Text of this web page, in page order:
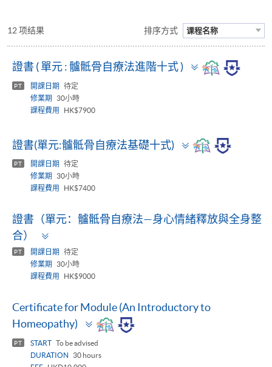
12 项结果 排序方式 课程名称
證書 ( 單元 : 髗骶骨自療法進階十式 )
Toggle
panel
PT 開課日期
待定
修業期
30小時
課程費用
HK$7900
證書(單元:髗骶骨自療法基礎十式)
Toggle
panel
PT 開課日期
待定
修業期
30小時
課程費用
HK$7400
證書（單元：髗骶骨自療法—身心情緒釋放與全身整
合）
PT 開課日期
待定
修業期
30小時
課程費用
HK$9000
Certificate for Module (An Introductory to
Homeopathy)
Toggle
panel
PT START To be advised
DURATION
30 hours